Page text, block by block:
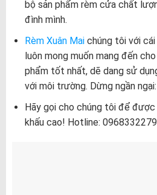
bộ sản phẩm rèm cửa chất
đình mình.
Rèm Xuân Maichúng tôi với cái
luôn mong muốn mang đến
phẩm tốt nhất, dẽ dang sử
với môi trường. Dừng ngần ngại:
Hãy gọi cho chúng tôi để
khấu cao! Hotline: 0968332279